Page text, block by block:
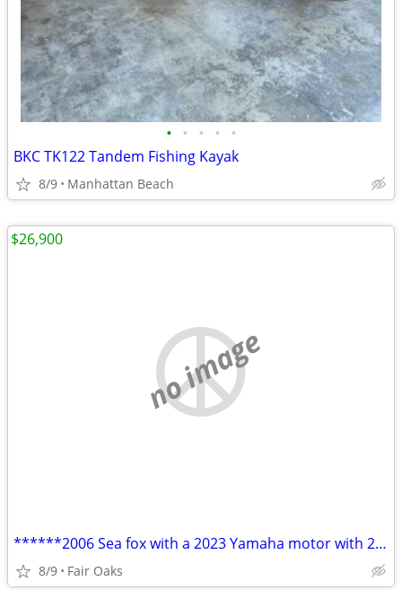
• • • • •
BKC TK122 Tandem Fishing Kayak
8/9 Manhattan Beach
no image
******2006 Sea fox with a 2023 Yamaha motor with 26 hours OBO
8/9 Fair Oaks
$26,900